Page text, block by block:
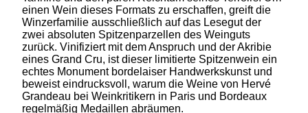
einen Wein dieses Formats zu erschaffen, greift die
Winzerfamilie ausschließlich auf das Lesegut der
zwei absoluten Spitzenparzellen des Weinguts
zurück. Vinifiziert mit dem Anspruch und der Akribie
eines Grand Cru, ist dieser limitierte Spitzenwein ein
echtes Monument bordelaiser Handwerkskunst und
beweist eindrucksvoll, warum die Weine von Hervé
Grandeau bei Weinkritikern in Paris und Bordeaux
regelmäßig Medaillen abräumen.